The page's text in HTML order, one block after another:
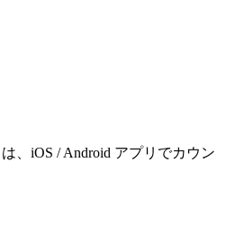
、iOS / Android アプリでカウン